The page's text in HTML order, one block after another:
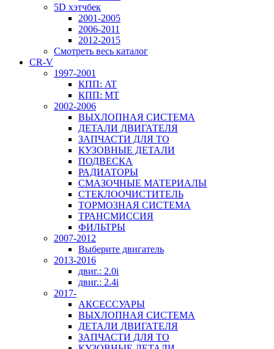
5D хэтчбек
2001-2005
2006-2011
2012-2015
Смотреть весь каталог
CR-V
1997-2001
КПП: AT
КПП: MT
2002-2006
ВЫХЛОПНАЯ СИСТЕМА
ДЕТАЛИ ДВИГАТЕЛЯ
ЗАПЧАСТИ ДЛЯ ТО
КУЗОВНЫЕ ДЕТАЛИ
ПОДВЕСКА
РАДИАТОРЫ
СМАЗОЧНЫЕ МАТЕРИАЛЫ
СТЕКЛООЧИСТИТЕЛЬ
ТОРМОЗНАЯ СИСТЕМА
ТРАНСМИССИЯ
ФИЛЬТРЫ
2007-2012
Выберите двигатель
2013-2016
двиг.: 2.0i
двиг.: 2.4i
2017-
АКСЕССУАРЫ
ВЫХЛОПНАЯ СИСТЕМА
ДЕТАЛИ ДВИГАТЕЛЯ
ЗАПЧАСТИ ДЛЯ ТО